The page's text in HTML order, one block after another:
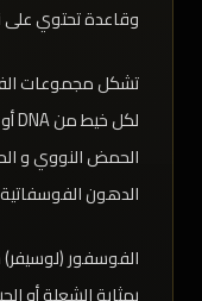
وقاعدة تحتوي على
تشكل مجموعات
الدهون
الفوسفور